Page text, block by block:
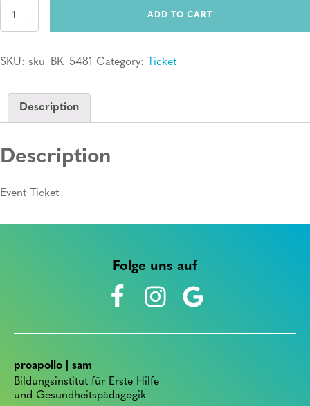
Ticket:
quantity
ADD TO CART
SKU: sku_BK_5481 Category: Ticket
Description
Description
Event Ticket
Folge uns auf
proapollo | sam
Bildungsinstitut für Erste Hilfe
und Gesundheitspädagogik